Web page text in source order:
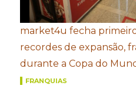
market4u fecha
recordes de expansão,
durante a Copa do
FRANQUIAS